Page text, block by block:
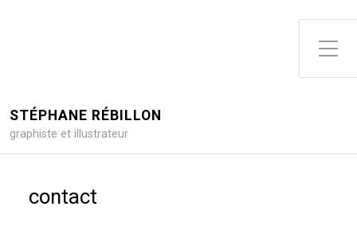
STÉPHANE RÉBILLON
graphiste et illustrateur
contact